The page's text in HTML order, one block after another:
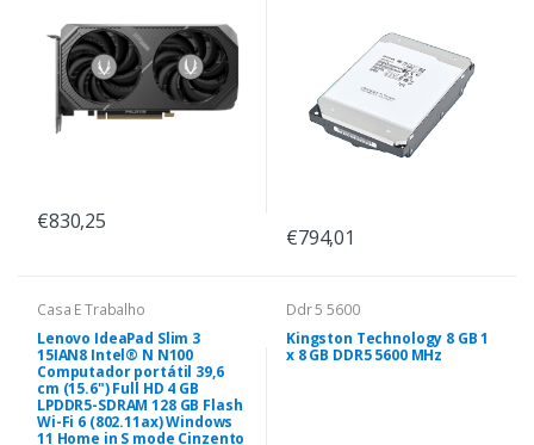
€830,25
€794,01
Casa E Trabalho
Lenovo IdeaPad Slim 3
15IAN8 Intel® N N100
Computador portátil 39,6
cm (15.6") Full HD 4 GB
LPDDR5-SDRAM 128 GB Flash
Wi-Fi 6 (802.11ax) Windows
11 Home in S mode Cinzento
Ddr 5 5600
Kingston Technology 8 GB 1
x 8 GB DDR5 5600 MHz